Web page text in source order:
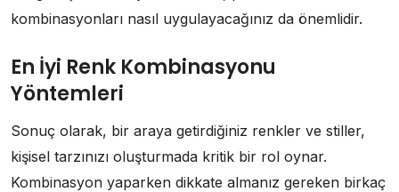
kombinasyonları nasıl uygulayacağınız da önemlidir.
En İyi Renk Kombinasyonu
Yöntemleri
Sonuç olarak, bir araya getirdiğiniz renkler ve stiller,
kişisel tarzınızı oluşturmada kritik bir rol oynar.
Kombinasyon yaparken dikkate almanız gereken birkaç